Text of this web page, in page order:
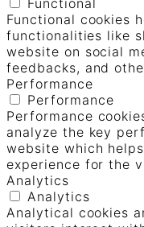
Functional
Functional cookies
functionalities like
website on social
feedbacks, and
Performance
Performance
Performance
analyze the key
website which
experience for the
Analytics
Analytics
Analytical cookies